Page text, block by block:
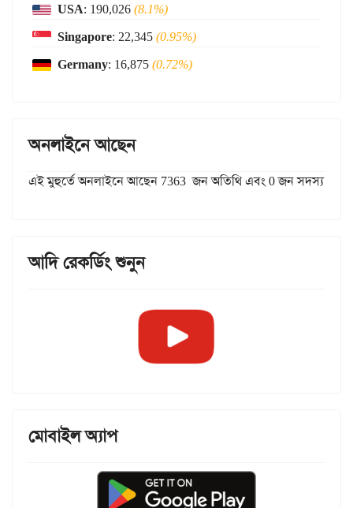
USA: 190,026(8.1%)
Singapore: 22,345(0.95%)
Germany: 16,875(0.72%)
অনলাইনে আছেন
এই মুহুর্তে অনলাইনে আছেন 7363 জন অতিথি এবং 0 জন সদস্য
আদি রেকর্ডিং শুনুন
মোবাইল অ্যাপ